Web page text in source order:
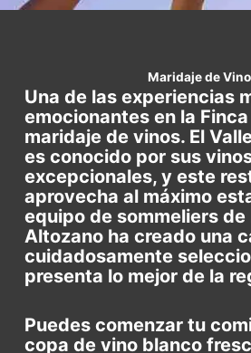
Maridaje de
Una de las experiencias
emocionantes en la
maridaje de vinos. El
es conocido por sus
excepcionales, y este
aprovecha al máximo
equipo de sommeliers de
Altozano ha creado una
cuidadosamente
presenta lo mejor de la
Puedes comenzar tu
copa de vino blanco